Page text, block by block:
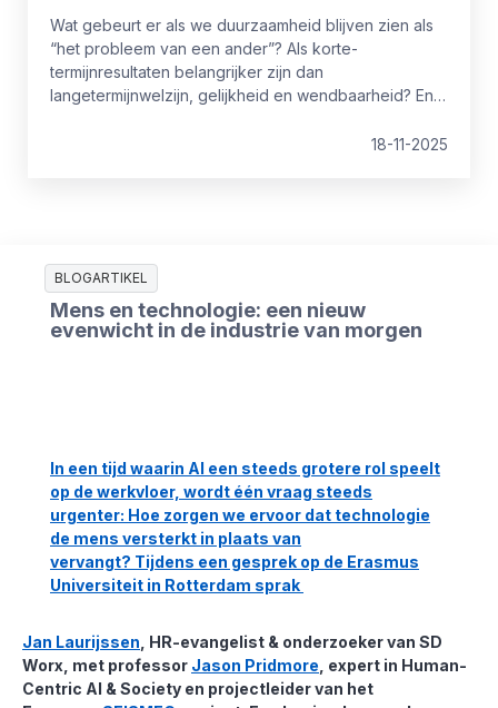
Wat gebeurt er als we duurzaamheid blijven zien als
“het probleem van een ander”? Als korte-
termijnresultaten belangrijker zijn dan
langetermijnwelzijn, gelijkheid en wendbaarheid? En
systemen die hen zouden moeten ondersteunen?
18-11-2025
BLOGARTIKEL
Mens en technologie: een nieuw
evenwicht in de industrie van morgen
In een tijd waarin AI een steeds grotere rol speelt
op de werkvloer, wordt één vraag steeds
urgenter: Hoe zorgen we ervoor dat technologie
de mens versterkt in plaats van
vervangt? Tijdens een gesprek op de Erasmus
Universiteit in Rotterdam sprak
Jan Laurijssen , HR-evangelist & onderzoeker van SD
Worx, met professor Jason Pridmore , expert in Human-
Centric AI & Society en projectleider van het